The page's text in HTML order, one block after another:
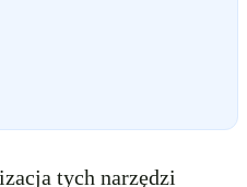
tych narzędzi